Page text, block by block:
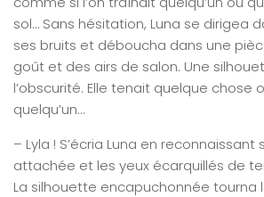
sol… Sans hésitation, Luna se dirigea
ses bruits et déboucha dans une
goût et des airs de salon. Une
l’obscurité. Elle tenait quelque chose
quelqu’un…
– Lyla ! S’écria Luna en reconnaissant
attachée et les yeux écarquillés de
La silhouette encapuchonnée